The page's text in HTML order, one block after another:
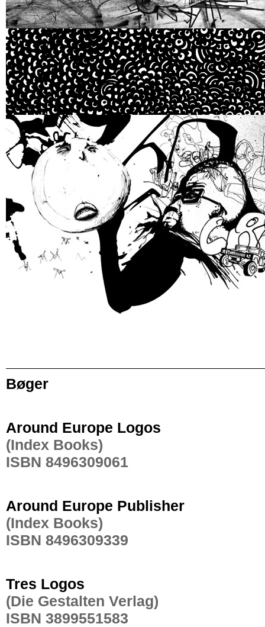
Bøger
Around Europe Logos
(Index Books)
ISBN 8496309061
Around Europe Publisher
(Index Books)
ISBN 8496309339
Tres Logos
(Die Gestalten Verlag)
ISBN 3899551583